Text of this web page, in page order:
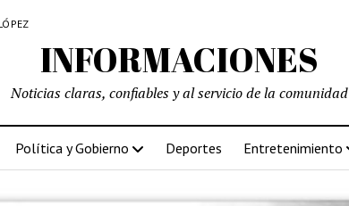
INFORMACIONES
Noticias claras, confiables y al servicio de la comunidad
Política y Gobierno Deportes Entretenimiento